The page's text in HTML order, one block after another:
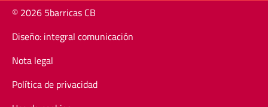
© 2026 5barricas CB
Diseño: integral comunicación
Nota legal
Política de privacidad